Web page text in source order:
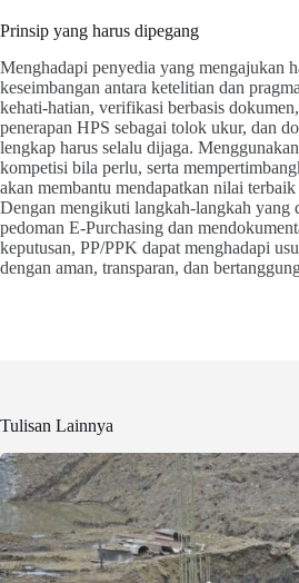
Prinsip yang harus dipegang
Menghadapi penyedia yang mengajukan
keseimbangan antara ketelitian dan
kehati-hatian, verifikasi berbasis
penerapan HPS sebagai tolok ukur, dan
lengkap harus selalu dijaga.
kompetisi bila perlu, serta
akan membantu mendapatkan nilai
Dengan mengikuti langkah-langkah yang
pedoman E-Purchasing dan
keputusan, PP/PPK dapat menghadapi
dengan aman, transparan, dan
Tulisan Lainnya